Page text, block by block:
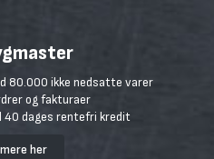
80.000 ikke nedsatte varer
og fakturaer
40 dages rentefri kredit
her